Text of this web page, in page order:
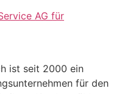
AG für
ist seit 2000 ein
für den